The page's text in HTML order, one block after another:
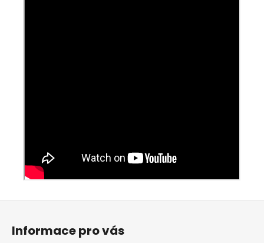
Z
Informace pro vás